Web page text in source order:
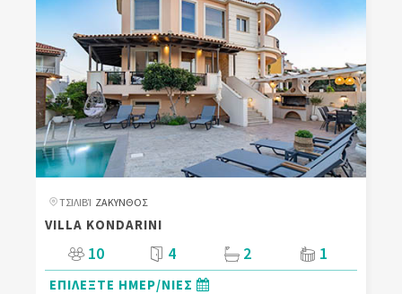
ΤΣΙΛΙΒΊ ΖΑΚΥΝΘΟΣ
VILLA KONDARINI
10 4 2 1
ΕΠΙΛΕΞΤΕ ΗΜΕΡ/ΝΙΕΣ